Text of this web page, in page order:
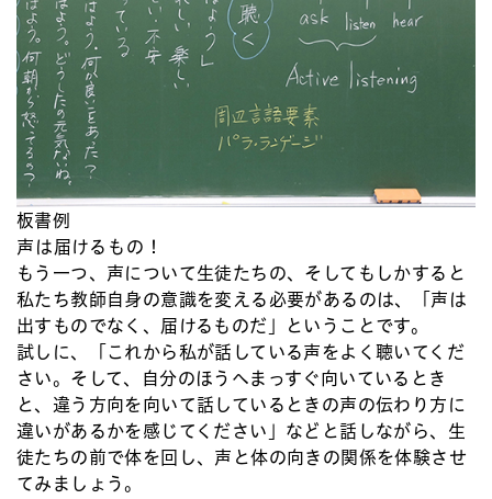
板書例
声は届けるもの！
もう一つ、声について生徒たちの、そしてもしかすると
私たち教師自身の意識を変える必要があるのは、「声は
出すものでなく、届けるものだ」ということです。
試しに、「これから私が話している声をよく聴いてくだ
さい。そして、自分のほうへまっすぐ向いているとき
と、違う方向を向いて話しているときの声の伝わり方に
違いがあるかを感じてください」などと話しながら、生
徒たちの前で体を回し、声と体の向きの関係を体験させ
てみましょう。